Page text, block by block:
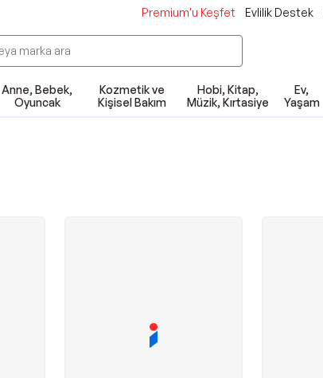
Premium'u Keşfet Evlilik Destek
Anne, Bebek,
Oyuncak
Kozmetik ve
Kişisel Bakım
Hobi, Kitap,
Müzik, Kırtasiye
Ev,
Yaşam